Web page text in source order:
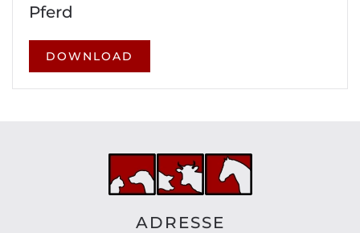
Pferd
DOWNLOAD
ADRESSE